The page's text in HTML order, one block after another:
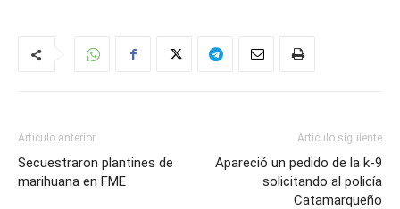
Artículo anterior
Secuestraron plantines de
marihuana en FME
Artículo siguiente
Apareció un pedido de la k-9
solicitando al policía
Catamarqueño